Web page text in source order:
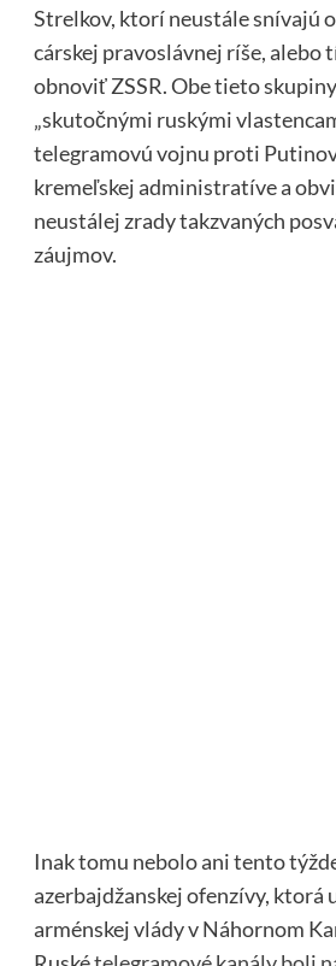
Strelkov, ktorí neustále snívajú
cárskej pravoslávnej ríše, alebo
obnoviť ZSSR. Obe tieto
„skutočnými ruskými
telegramovú vojnu proti
kremeľskej administratíve a
neustálej zrady takzvaných
záujmov.
Inak tomu nebolo ani tento
azerbajdžanskej ofenzívy, ktorá
arménskej vlády v Náhornom